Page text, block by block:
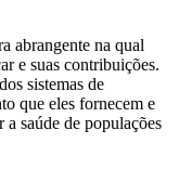
abrangente na qual
e suas contribuições.
sistemas de
que eles fornecem e
a saúde de populações